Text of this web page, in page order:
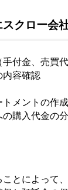
クロー会
付金、売買代
内容確認
トメントの作成
の購入代金の
とによって